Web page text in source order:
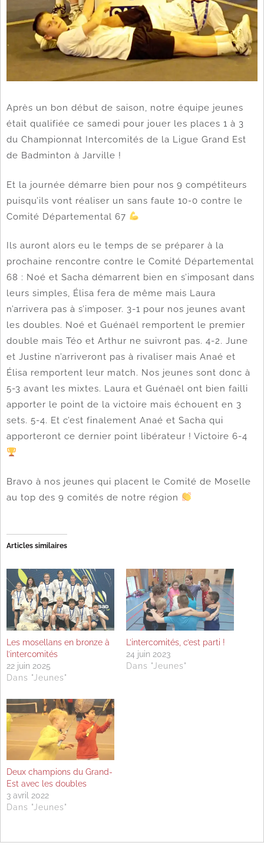
Après un bon début de saison, notre équipe jeunes
était qualifiée ce samedi pour jouer les places 1 à 3
du Championnat Intercomités de la Ligue Grand Est
de Badminton à Jarville !
Et la journée démarre bien pour nos 9 compétiteurs
puisqu’ils vont réaliser un sans faute 10-0 contre le
Comité Départemental 67
Ils auront alors eu le temps de se préparer à la
prochaine rencontre contre le Comité Départemental
68 : Noé et Sacha démarrent bien en s’imposant dans
leurs simples, Élisa fera de même mais Laura
n’arrivera pas à s’imposer. 3-1 pour nos jeunes avant
les doubles. Noé et Guénaël remportent le premier
double mais Téo et Arthur ne suivront pas. 4-2. June
et Justine n’arriveront pas à rivaliser mais Anaé et
Élisa remportent leur match. Nos jeunes sont donc à
5-3 avant les mixtes. Laura et Guénaël ont bien failli
apporter le point de la victoire mais échouent en 3
sets. 5-4. Et c’est finalement Anaé et Sacha qui
apporteront ce dernier point libérateur ! Victoire 6-4
Bravo à nos jeunes qui placent le Comité de Moselle
au top des 9 comités de notre région
Articles similaires
Les mosellans en bronze à
l’intercomités
22 juin 2025
Dans "Jeunes"
L’intercomités, c’est parti !
24 juin 2023
Dans "Jeunes"
Deux champions du Grand-
Est avec les doubles
3 avril 2022
Dans "Jeunes"